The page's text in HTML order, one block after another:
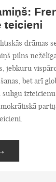
teicieni
drāmas
pilns
jebkuru
bet arī
sulīgu